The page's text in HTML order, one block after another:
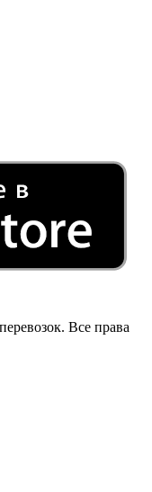
Все права